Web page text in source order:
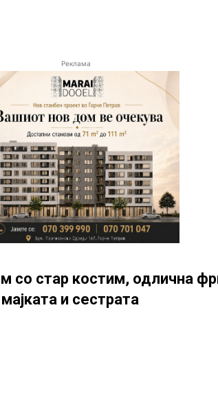
Реклама
со стар костим, одлична
и сестрата